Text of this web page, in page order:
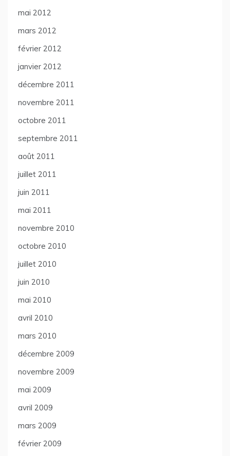
mai 2012
mars 2012
février 2012
janvier 2012
décembre 2011
novembre 2011
octobre 2011
septembre 2011
août 2011
juillet 2011
juin 2011
mai 2011
novembre 2010
octobre 2010
juillet 2010
juin 2010
mai 2010
avril 2010
mars 2010
décembre 2009
novembre 2009
mai 2009
avril 2009
mars 2009
février 2009